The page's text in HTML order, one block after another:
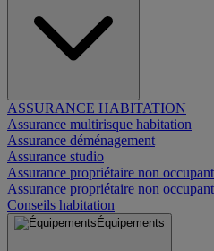
ASSURANCE HABITATION
Assurance multirisque habitation
Assurance déménagement
Assurance studio
Assurance propriétaire non occupant
Assurance propriétaire non
Conseils habitation
Équipements